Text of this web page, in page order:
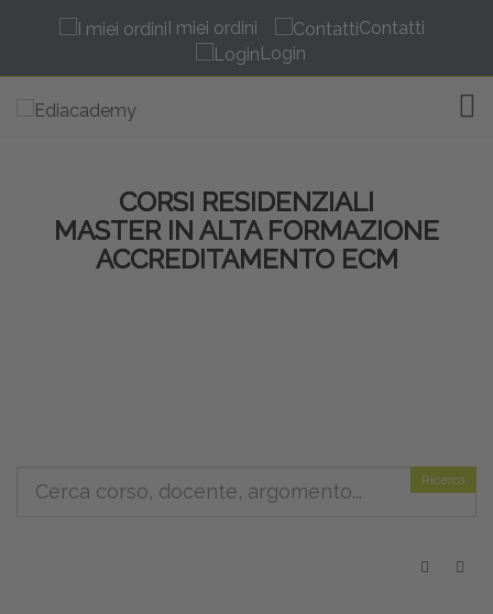
I miei ordini
Contatti
Login
CORSI RESIDENZIALI
MASTER IN ALTA FORMAZIONE
ACCREDITAMENTO ECM
Ricerca